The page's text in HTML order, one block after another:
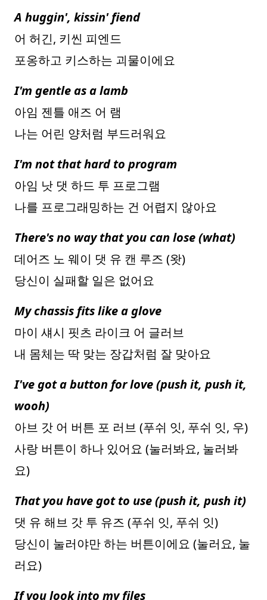
A huggin', kissin' fiend
어 허긴, 키씬 피엔드
포옹하고 키스하는 괴물이에요
I'm gentle as a lamb
아임 젠틀 애즈 어 램
나는 어린 양처럼 부드러워요
I'm not that hard to program
아임 낫 댓 하드 투 프로그램
나를 프로그래밍하는 건 어렵지 않아요
There's no way that you can lose (what)
데어즈 노 웨이 댓 유 캔 루즈 (왓)
당신이 실패할 일은 없어요
My chassis fits like a glove
마이 섀시 핏츠 라이크 어 글러브
내 몸체는 딱 맞는 장갑처럼 잘 맞아요
I've got a button for love (push it, push it,
wooh)
아브 갓 어 버튼 포 러브 (푸쉬 잇, 푸쉬 잇, 우)
사랑 버튼이 하나 있어요 (눌러봐요, 눌러봐
요)
That you have got to use (push it, push it)
댓 유 해브 갓 투 유즈 (푸쉬 잇, 푸쉬 잇)
당신이 눌러야만 하는 버튼이에요 (눌러요, 눌
러요)
If you look into my files